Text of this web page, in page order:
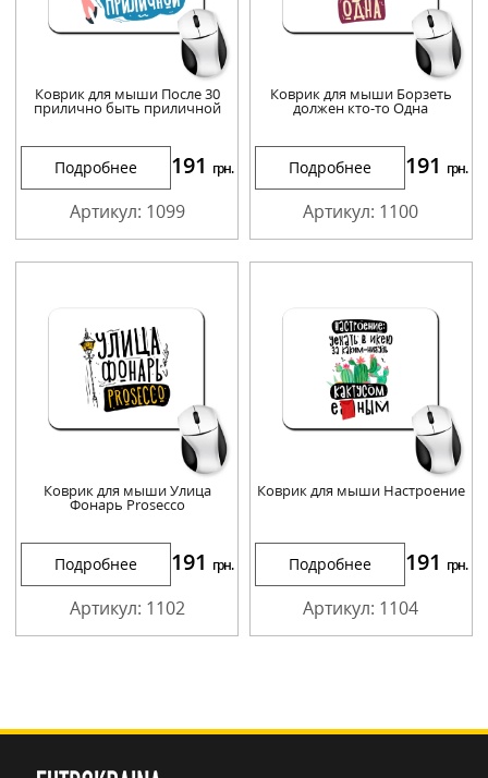
Коврик для мыши После 30
прилично быть приличной
Подробнее 191 грн.
Артикул: 1099
Коврик для мыши Борзеть
должен кто-то Одна
Подробнее 191 грн.
Артикул: 1100
Коврик для мыши Улица
Фонарь Prosecco
Подробнее 191 грн.
Артикул: 1102
Коврик для мыши Настроение
Подробнее 191 грн.
Артикул: 1104